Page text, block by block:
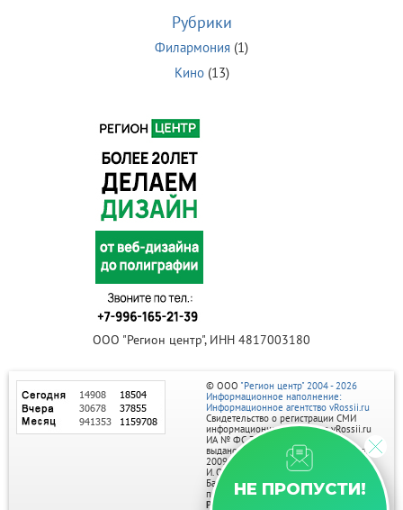
Рубрики
Филармония (1)
Кино(13)
ООО "Регион центр", ИНН 4817003180
НЕ ПРОПУСТИ!
© ООО "Регион центр" 2004 - 2026
Информационное наполнение:
Информационное агентство vRossii.ru
Свидетельство о регистрации СМИ
информационного агентства vRossii.ru
ИА № ФС 77‑35502
выдано РОСКОМНАДЗОРом 04 марта
2009г.
И. О. Главного редактора Нарыков А. Н.
Баннеры на портале размещаются на
правах рекламы.
Реклама на портале: